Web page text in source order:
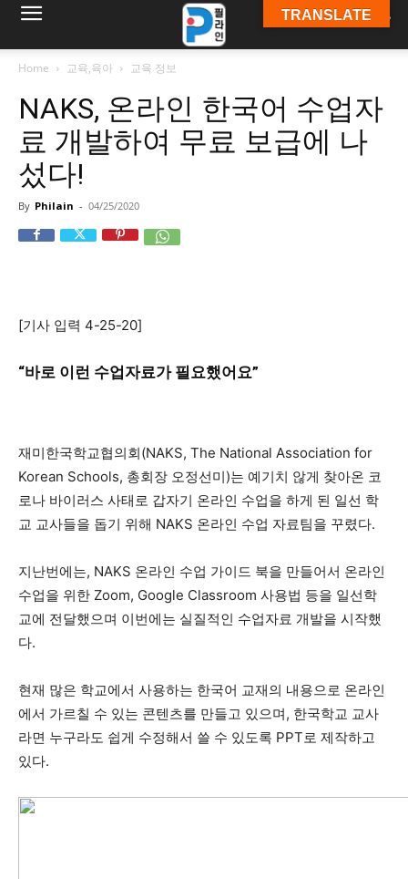
Home 교육,육아 교육 정보
NAKS, 온라인 한국어 수업자
료 개발하여 무료 보급에 나
섰다!
By Philain - 04/25/2020
[기사 입력 4-25-20]
“바로 이런 수업자료가 필요했어요”
재미한국학교협의회(NAKS, The National Association for
Korean Schools, 총회장 오정선미)는 예기치 않게 찾아온 코
로나 바이러스 사태로 갑자기 온라인 수업을 하게 된 일선 학
교 교사들을 돕기 위해 NAKS 온라인 수업 자료팀을 꾸렸다.
지난번에는, NAKS 온라인 수업 가이드 북을 만들어서 온라인
수업을 위한 Zoom, Google Classroom 사용법 등을 일선학
교에 전달했으며 이번에는 실질적인 수업자료 개발을 시작했
다.
현재 많은 학교에서 사용하는 한국어 교재의 내용으로 온라인
에서 가르칠 수 있는 콘텐츠를 만들고 있으며, 한국학교 교사
라면 누구라도 쉽게 수정해서 쓸 수 있도록 PPT로 제작하고
있다.
TRANSLATE